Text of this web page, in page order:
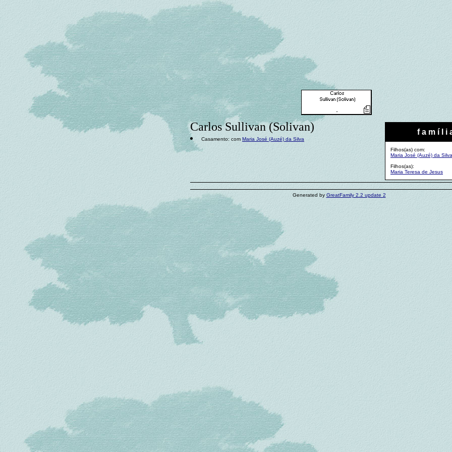
f a m í l i
Filhos(as) com:
Maria José (Auzé) da Silva
Filhos(as):
Maria Teresa de Jesus
Carlos Sullivan (Solivan)
Casamento: com Maria José (Auzé) da Silva
Generated by GreatFamily 2.2 update 2